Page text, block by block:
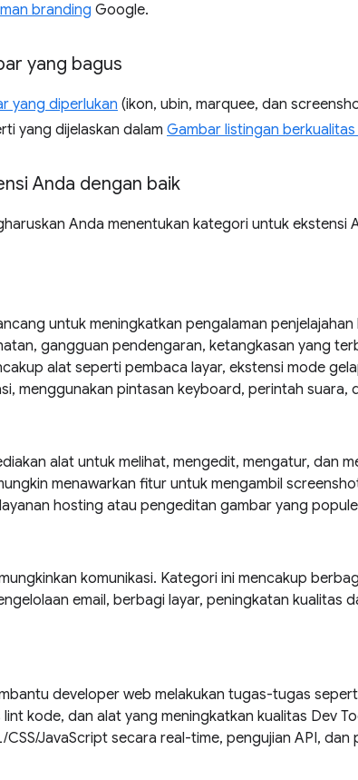
branding Google.
yang bagus
yang diperlukan (ikon, ubin, marquee, dan
yang dijelaskan dalam Gambar listingan
Anda dengan baik
Anda menentukan kategori untuk ekstensi
untuk meningkatkan pengalaman
gangguan pendengaran, ketangkasan yang
alat seperti pembaca layar, ekstensi mode
menggunakan pintasan keyboard, perintah suara,
alat untuk melihat, mengedit, mengatur, dan
menawarkan fitur untuk mengambil
hosting atau pengeditan gambar yang
komunikasi. Kategori ini mencakup
email, berbagi layar, peningkatan kualitas
developer web melakukan tugas-tugas
kode, dan alat yang meningkatkan kualitas Dev
JavaScript secara real-time, pengujian API, dan